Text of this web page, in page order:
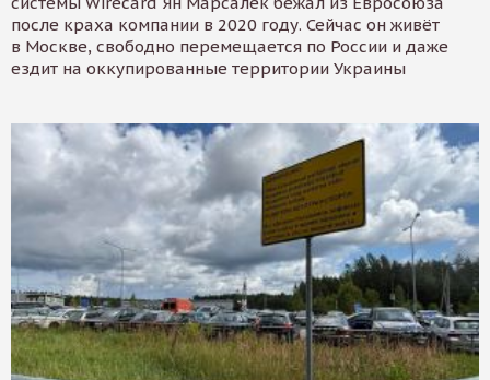
после краха компании в 2020 году. Сейчас он живёт
в Москве, свободно перемещается по России и даже
ездит на оккупированные территории Украины